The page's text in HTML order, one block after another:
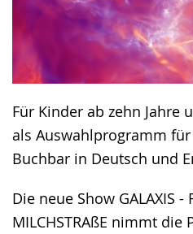
Für Kinder ab zehn Jahre
als Auswahlprogramm
Buchbar in Deutsch und
Die neue Show GALAXIS -
MILCHSTRAßE nimmt